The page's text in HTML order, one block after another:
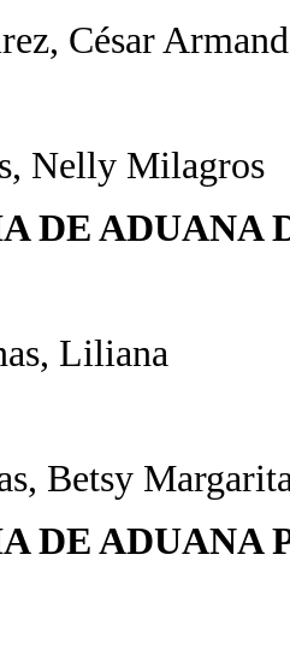
César
Nelly Milagros
DE ADUANA
Liliana
Betsy
DE ADUANA